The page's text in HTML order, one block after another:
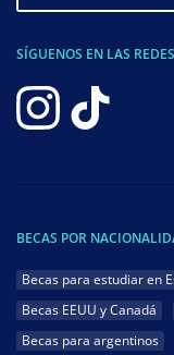
SÍGUENOS EN LAS REDES
BECAS POR
Becas para estudiar en
Becas EEUU y Canadá
Becas para argentinos